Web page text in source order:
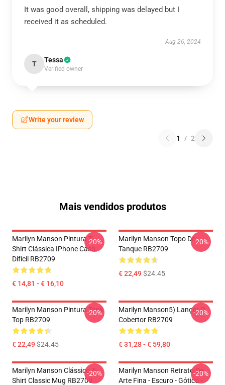
It was good overall, shipping was delayed but I
received it as scheduled.
Aug 26, 2024
T Tessa
Verified owner
Write your review
1 / 2
Mais vendidos produtos
Marilyn Manson Pintura T-
Shirt Clássica IPhone Caso
Difícil RB2709
€ 14,81 - € 16,10
-20%
Marilyn Manson Topo Do
Tanque RB2709
€ 22,49$24.45
-20%
Marilyn Manson Pintura Tank
Top RB2709
€ 22,49$24.45
-20%
Marilyn Manson5) Lançar O
Cobertor RB2709
€ 31,28 - € 59,80
-20%
Marilyn Manson Clássico T-
Shirt Classic Mug RB2709
-20%
Marilyn Manson Retrato De
Arte Fina - Escuro - Gótico -
-20%